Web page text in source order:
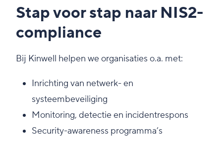
Stap voor stap naar NIS2-
compliance
Bij Kinwell helpen we organisaties o.a. met:
Inrichting van netwerk- en
systeembeveiliging
Monitoring, detectie en incidentrespons
Security-awareness programma’s